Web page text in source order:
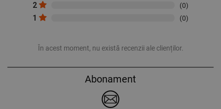
2 (0)
1 (0)
În acest moment, nu există recenzii ale clienților.
Abonament